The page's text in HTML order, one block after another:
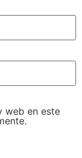
web en este